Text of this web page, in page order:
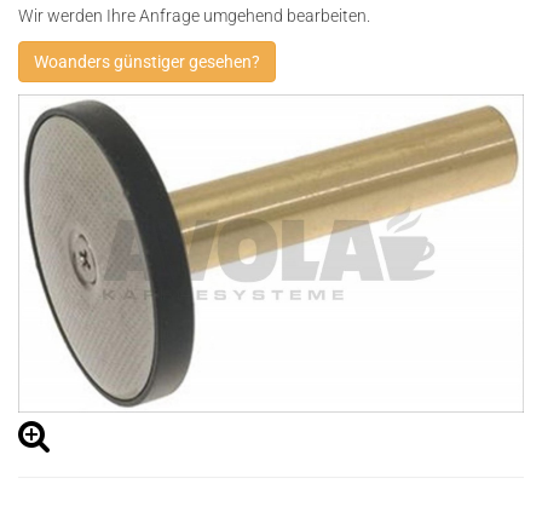
Wir werden Ihre Anfrage umgehend bearbeiten.
Woanders günstiger gesehen?